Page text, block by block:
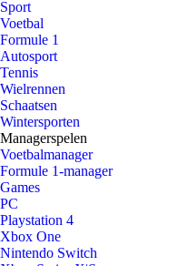
Sport
Voetbal
Formule 1
Autosport
Tennis
Wielrennen
Schaatsen
Wintersporten
Managerspelen
Voetbalmanager
Formule 1-manager
Games
PC
Playstation 4
Xbox One
Nintendo Switch